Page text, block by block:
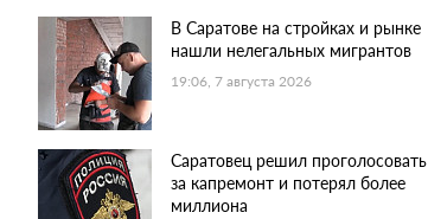
В Саратове на стройках и рынке
нашли нелегальных мигрантов
19:06, 7 августа 2026
Саратовец решил проголосовать
за капремонт и потерял более
миллиона